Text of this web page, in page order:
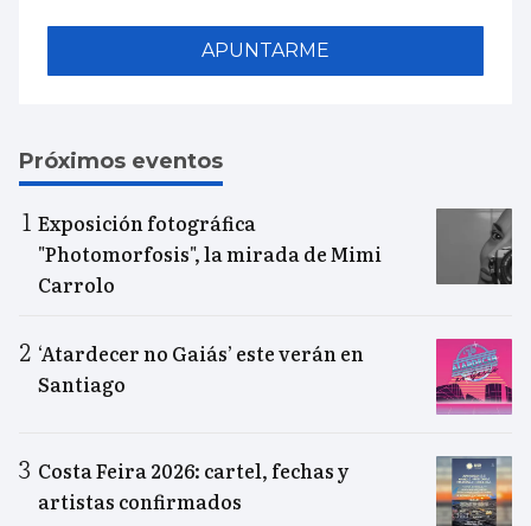
APUNTARME
Próximos eventos
Exposición fotográfica
"Photomorfosis", la mirada de Mimi
Carrolo
‘Atardecer no Gaiás’ este verán en
Santiago
Costa Feira 2026: cartel, fechas y
artistas confirmados